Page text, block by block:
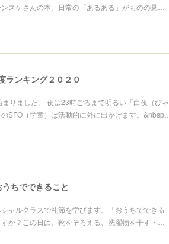
スケさんの本。日常の「あるある」がものの見…
ランキング２０２０
りました。 夜は23時ごろまで明るい「白夜（びゃ
SFO（学童）は活動的に外に出かけます。&nbsp…
ちでできること
ャルクラスで礼節を学びます。「おうちでできる
か？この日は、靴をそろえる、洗濯物を干す・…